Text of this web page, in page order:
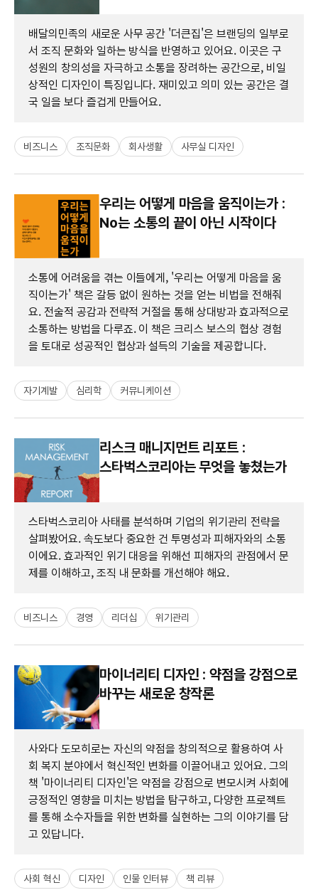
배달의민족의 새로운 사무 공간 '더큰집'은 브랜딩의 일부로
서 조직 문화와 일하는 방식을 반영하고 있어요. 이곳은 구
성원의 창의성을 자극하고 소통을 장려하는 공간으로, 비일
상적인 디자인이 특징입니다. 재미있고 의미 있는 공간은 결
국 일을 보다 즐겁게 만들어요.
비즈니스 조직문화 회사생활 사무실 디자인
우리는 어떻게 마음을 움직이는가 :
No는 소통의 끝이 아닌 시작이다
소통에 어려움을 겪는 이들에게, '우리는 어떻게 마음을 움
직이는가' 책은 갈등 없이 원하는 것을 얻는 비법을 전해줘
요. 전술적 공감과 전략적 거절을 통해 상대방과 효과적으로
소통하는 방법을 다루죠. 이 책은 크리스 보스의 협상 경험
을 토대로 성공적인 협상과 설득의 기술을 제공합니다.
자기계발 심리학 커뮤니케이션
리스크 매니지먼트 리포트 :
스타벅스코리아는 무엇을 놓쳤는가
스타벅스코리아 사태를 분석하며 기업의 위기관리 전략을
살펴봤어요. 속도보다 중요한 건 투명성과 피해자와의 소통
이에요. 효과적인 위기 대응을 위해선 피해자의 관점에서 문
제를 이해하고, 조직 내 문화를 개선해야 해요.
비즈니스 경영 리더십 위기관리
마이너리티 디자인 : 약점을 강점으로
바꾸는 새로운 창작론
사와다 도모히로는 자신의 약점을 창의적으로 활용하여 사
회 복지 분야에서 혁신적인 변화를 이끌어내고 있어요. 그의
책 '마이너리티 디자인'은 약점을 강점으로 변모시켜 사회에
긍정적인 영향을 미치는 방법을 탐구하고, 다양한 프로젝트
를 통해 소수자들을 위한 변화를 실현하는 그의 이야기를 담
고 있답니다.
사회 혁신 디자인 인물 인터뷰 책 리뷰